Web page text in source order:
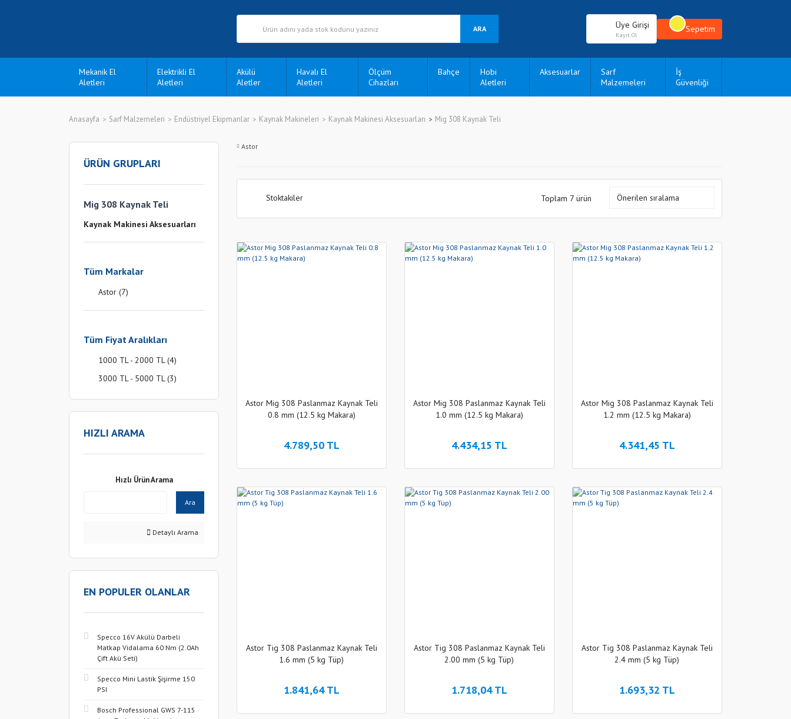
ARA Üye Girişi
Kayıt Ol
Sepetim
Mekanik El
Aletleri
Elektrikli El
Aletleri
Akülü
Aletler
Havalı El
Aletleri
Ölçüm
Cihazları
Bahçe
Hobi
Aletleri
Aksesuarlar
Sarf
Malzemeleri
İş
Güvenliği
Anasayfa Sarf Malzemeleri Endüstriyel Ekipmanlar Kaynak Makineleri Kaynak Makinesi Aksesuarları Mig 308 Kaynak Teli
ÜRÜN GRUPLARI
Mig 308 Kaynak Teli
Kaynak Makinesi Aksesuarları
Tüm Markalar
Astor (7)
Tüm Fiyat Aralıkları
1000 TL - 2000 TL (4)
3000 TL - 5000 TL (3)
HIZLI ARAMA
Hızlı Ürün Arama
Ara
Detaylı Arama
EN POPULER OLANLAR
Specco 16V Akülü Darbeli
Matkap Vidalama 60 Nm (2.0Ah
Çift Akü Seti)
Specco Mini Lastik Şişirme 150
PSI
Bosch Professional GWS 7-115
Astor
Stoktakiler Toplam 7 ürün
Astor Mig 308 Paslanmaz Kaynak Teli
0.8 mm (12.5 kg Makara)
4.789,50 TL
Astor Mig 308 Paslanmaz Kaynak Teli
1.0 mm (12.5 kg Makara)
4.434,15 TL
Astor Mig 308 Paslanmaz Kaynak Teli
1.2 mm (12.5 kg Makara)
4.341,45 TL
Astor Tig 308 Paslanmaz Kaynak Teli
1.6 mm (5 kg Tüp)
1.841,64 TL
Astor Tig 308 Paslanmaz Kaynak Teli
2.00 mm (5 kg Tüp)
1.718,04 TL
Astor Tig 308 Paslanmaz Kaynak Teli
2.4 mm (5 kg Tüp)
1.693,32 TL